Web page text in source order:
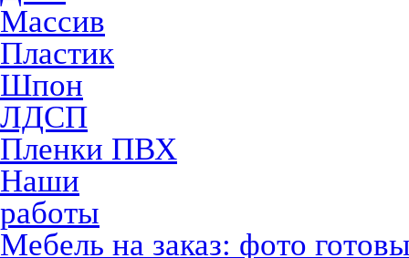
Массив
Пластик
Шпон
ЛДСП
Пленки ПВХ
Наши
работы
Мебель на заказ: фото